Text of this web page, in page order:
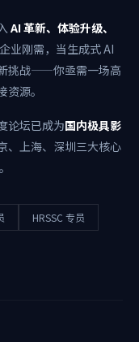
AI 革新、体验升级、
业刚需，当生成式 AI
挑战——你亟需一场高
源。
论坛已成为国内极具影
、上海、深圳三大核心
。
HRSSC 专员